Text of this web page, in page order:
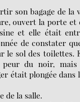
son bagage de
ouvert la porte
et elle était
de constater
le sol des toilettes.
peur du noir,
était plongée
de la salle.